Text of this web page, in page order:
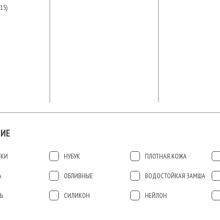
НУБУК ПЛОТНАЯ КОЖА
ОБЛИВНЫЕ ВОДОСТОЙКАЯ ЗАМША
СИЛИКОН НЕЙЛОН